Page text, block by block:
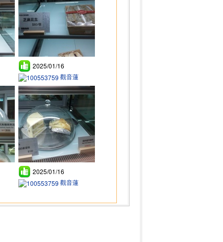
2025/01/16
觀音蓮
2025/01/16
觀音蓮